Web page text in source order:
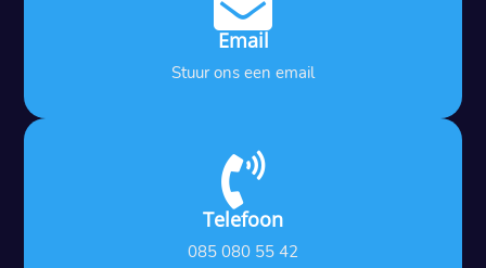
Email
Stuur ons een email

Telefoon
085 080 55 42